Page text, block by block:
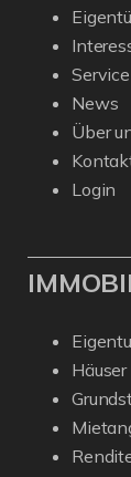
Service
News
Über
Login